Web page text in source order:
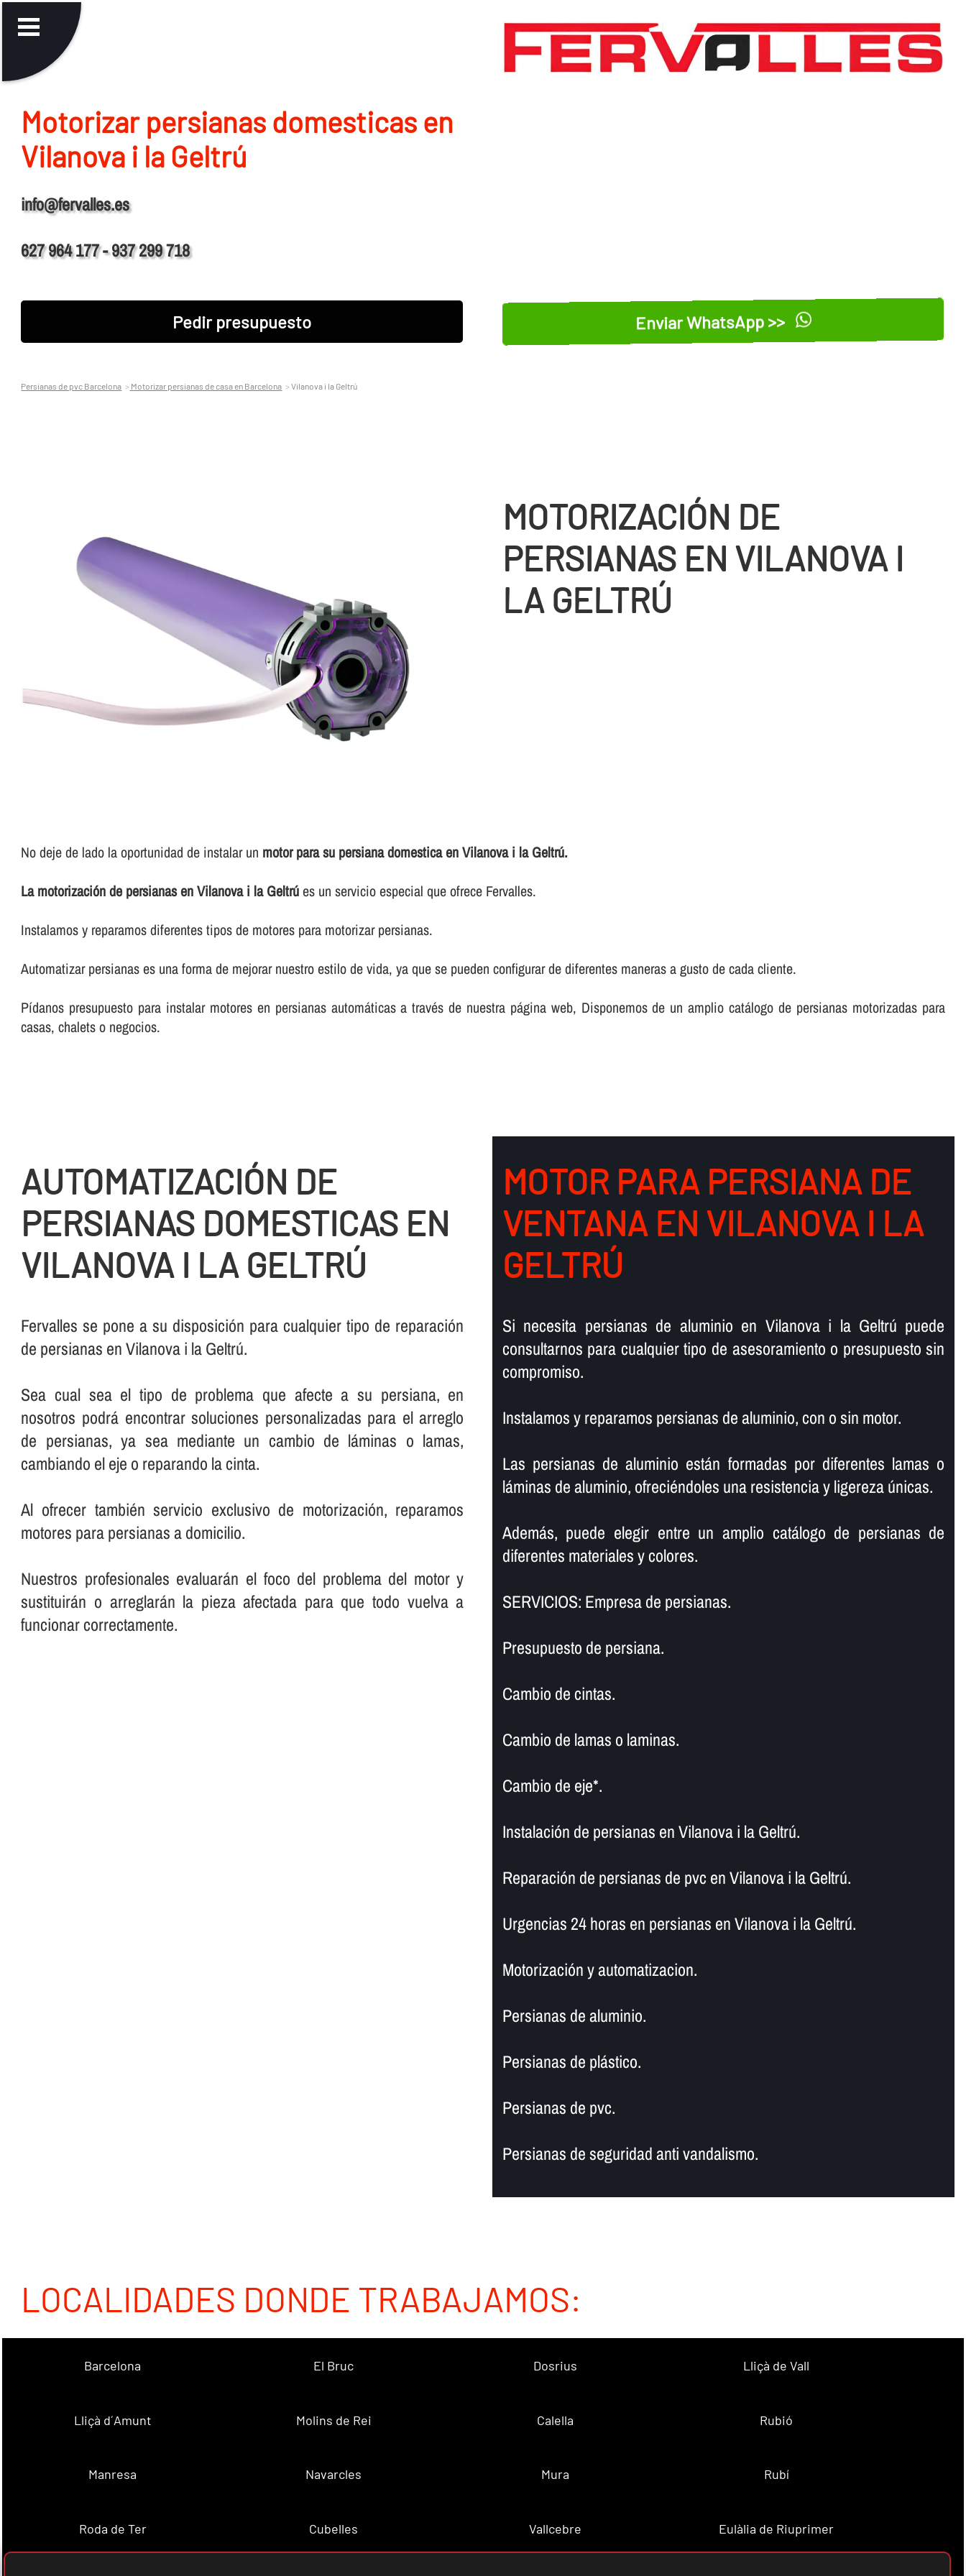
Motorizar persianas domesticas en
Vilanova i la Geltrú
info@fervalles.es
627 964 177 - 937 299 718
Pedir presupuesto Enviar WhatsApp >>
Persianas de pvc Barcelona Motorizar persianas de casa en Barcelona Vilanova i la Geltrú
MOTORIZACIÓN DE
PERSIANAS EN VILANOVA I
LA GELTRÚ
No deje de lado la oportunidad de instalar un motor para su persiana domestica en Vilanova i la Geltrú.
La motorización de persianas en Vilanova i la Geltrúes un servicio especial que ofrece Fervalles.
Instalamos y reparamos diferentes tipos de motores para motorizar persianas.
Automatizar persianas es una forma de mejorar nuestro estilo de vida, ya que se pueden configurar de diferentes maneras a gusto de cada cliente.
Pí­danos presupuesto para instalar motores en persianas automáticas a través de nuestra página web, Disponemos de un amplio catálogo de persianas motorizadas para
casas, chalets o negocios.
AUTOMATIZACIÓN DE
PERSIANAS DOMESTICAS EN
VILANOVA I LA GELTRÚ
Fervalles se pone a su disposición para cualquier tipo de reparación
de persianas en Vilanova i la Geltrú.
Sea cual sea el tipo de problema que afecte a su persiana, en
nosotros podrá encontrar soluciones personalizadas para el arreglo
de persianas, ya sea mediante un cambio de láminas o lamas,
cambiando el eje o reparando la cinta.
Al ofrecer también servicio exclusivo de motorización, reparamos
motores para persianas a domicilio.
Nuestros profesionales evaluarán el foco del problema del motor y
sustituirán o arreglarán la pieza afectada para que todo vuelva a
funcionar correctamente.
MOTOR PARA PERSIANA DE
VENTANA EN VILANOVA I LA
GELTRÚ
Si necesita persianas de aluminio en Vilanova i la Geltrú puede
consultarnos para cualquier tipo de asesoramiento o presupuesto sin
compromiso.
Instalamos y reparamos persianas de aluminio, con o sin motor.
Las persianas de aluminio están formadas por diferentes lamas o
láminas de aluminio, ofreciéndoles una resistencia y ligereza únicas.
Además, puede elegir entre un amplio catálogo de persianas de
diferentes materiales y colores.
SERVICIOS: Empresa de persianas.
Presupuesto de persiana.
Cambio de cintas.
Cambio de lamas o laminas.
Cambio de eje*.
Instalación de persianas en Vilanova i la Geltrú.
Reparación de persianas de pvc en Vilanova i la Geltrú.
Urgencias 24 horas en persianas en Vilanova i la Geltrú.
Motorización y automatizacion.
Persianas de aluminio.
Persianas de plástico.
Persianas de pvc.
Persianas de seguridad anti vandalismo.
LOCALIDADES DONDE TRABAJAMOS:
Barcelona El Bruc Dosrius Lliçà de Vall
Lliçà d´Amunt Molins de Rei Calella Rubió
Manresa Navarcles Mura Rubí
Roda de Ter Cubelles Vallcebre Eulàlia de Riuprimer